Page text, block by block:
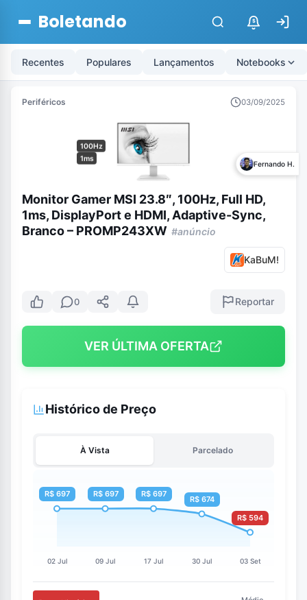
Boletando $
Recentes Populares Lançamentos Notebooks
Periféricos 03/09/2025
100Hz
1ms
Fernando H.
Monitor Gamer MSI 23.8″, 100Hz, Full HD,
1ms, DisplayPort e HDMI, Adaptive-Sync,
Branco – PROMP243XW #anúncio
KaBuM!
0 Reportar
VER ÚLTIMA OFERTA
Histórico de Preço
À Vista Parcelado